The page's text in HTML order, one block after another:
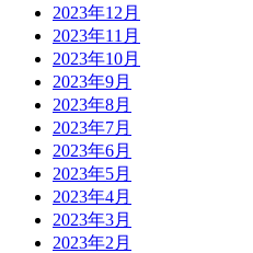
2023年12月
2023年11月
2023年10月
2023年9月
2023年8月
2023年7月
2023年6月
2023年5月
2023年4月
2023年3月
2023年2月